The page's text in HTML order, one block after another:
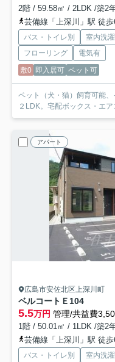
2階 / 59.58㎡ / 2LDK /築2
芸備線「上深川」駅 徒
バス・トイレ別 室内洗
フローリング
電気有
敷0 即入居可 ペット可
ペット（犬・猫）飼育可能
２LDK。宅配ボックス・エ
アパート
広島市安佐北区上深川町
ベルコートＥ 104
5.5万円 管理/共益費
1階 / 50.01㎡ / 1LDK /築2
芸備線「上深川」駅 徒
バス・トイレ別 室内洗